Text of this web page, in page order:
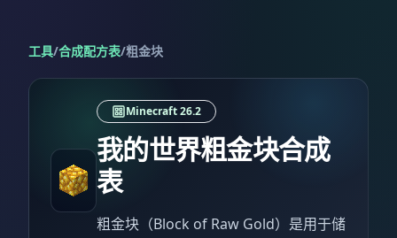
工具/合成配方表/粗金块
Minecraft 26.2
我的世界粗金块合成
表
粗金块（Block of Raw Gold）是用于储